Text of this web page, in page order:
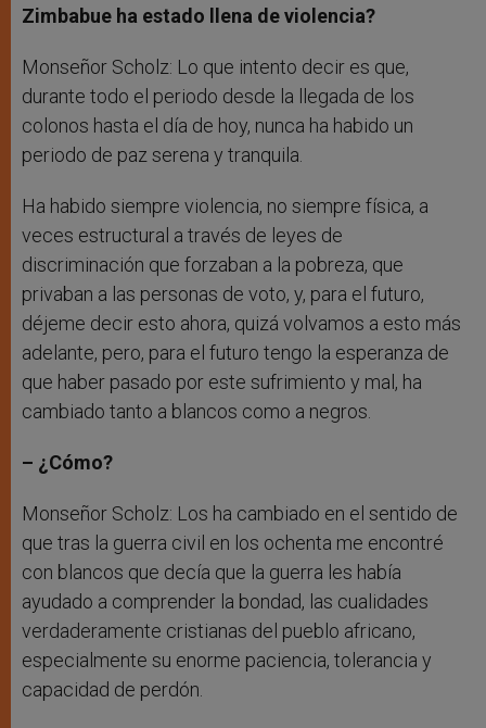
Zimbabue ha estado llena de violencia?
Monseñor Scholz: Lo que intento decir es que,
durante todo el periodo desde la llegada de los
colonos hasta el día de hoy, nunca ha habido un
periodo de paz serena y tranquila.
Ha habido siempre violencia, no siempre física, a
veces estructural a través de leyes de
discriminación que forzaban a la pobreza, que
privaban a las personas de voto, y, para el futuro,
déjeme decir esto ahora, quizá volvamos a esto más
adelante, pero, para el futuro tengo la esperanza de
que haber pasado por este sufrimiento y mal, ha
cambiado tanto a blancos como a negros.
– ¿Cómo?
Monseñor Scholz: Los ha cambiado en el sentido de
que tras la guerra civil en los ochenta me encontré
con blancos que decía que la guerra les había
ayudado a comprender la bondad, las cualidades
verdaderamente cristianas del pueblo africano,
especialmente su enorme paciencia, tolerancia y
capacidad de perdón.